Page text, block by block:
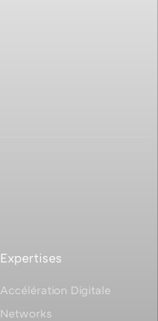
Expertises
Accélération Digitale
Networks